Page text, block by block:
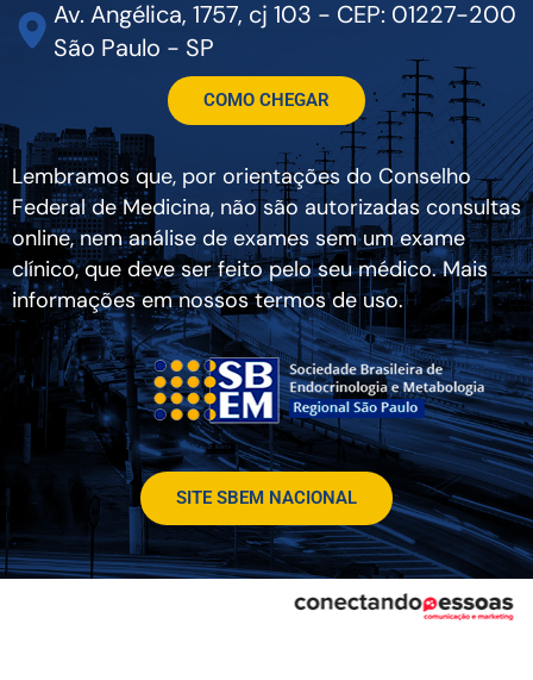
Av. Angélica, 1757, cj 103 - CEP: 01227-200
São Paulo - SP
COMO CHEGAR
Lembramos que, por orientações do Conselho
Federal de Medicina, não são autorizadas consultas
online, nem análise de exames sem um exame
clínico, que deve ser feito pelo seu médico. Mais
informações em nossos termos de uso.
SITE SBEM NACIONAL